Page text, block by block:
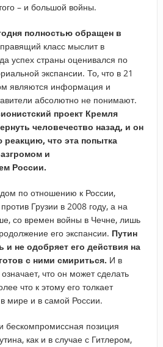
– и большой войны.
полностью обращен в
класс мыслит в
успех страны оценивался по
экспансии. То, что в 21
являются информация и
абсолютно не понимают.
проект Кремля
человечество назад, и он
что эта попытка
и
России.
по отношению к России,
Грузии в 2008 году, а на
со времен войны в Чечне, лишь
его экспансии. Путин
и не одобряет его действия на
с ними смириться. И в
что он может сделать
что к этому его толкает
мире и в самой России.
бескомпромиссная позиция
как и в случае с Гитлером,